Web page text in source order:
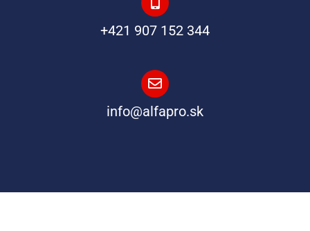
+421 907 152 344
info@alfapro.sk